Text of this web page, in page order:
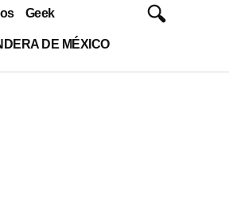
Geek
DE MÉXICO